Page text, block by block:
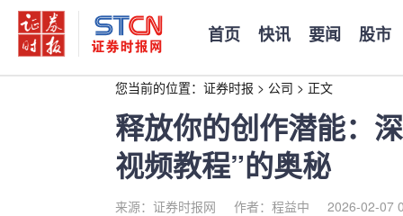
首页 快讯 要闻 股市
您当前的位置： 证券时报 > 公司 > 正文
释放你的创作潜能：
视频教程”的奥秘
来源：证券时报网 作者：程益中 2026-02-07